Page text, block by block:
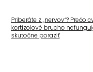
Priberáte z „nervov“? Prečo
kortizolové brucho
skutočne poraziť